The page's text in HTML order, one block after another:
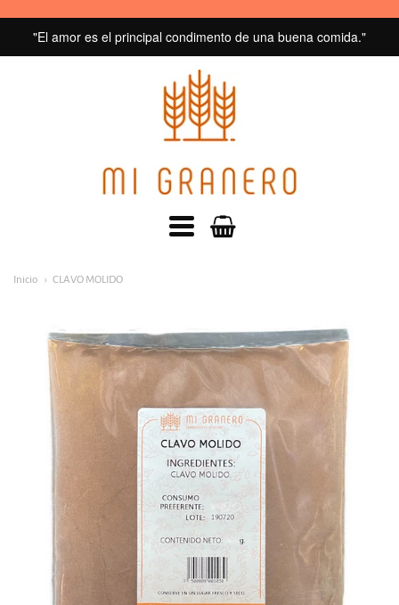
"El amor es el principal condimento de una buena comida."
Menú
principal
Inicio CLAVO MOLIDO